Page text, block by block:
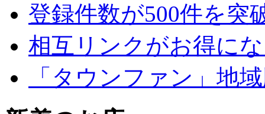
登録件数が500件を突
相互リンクがお得に
「タウンファン」地